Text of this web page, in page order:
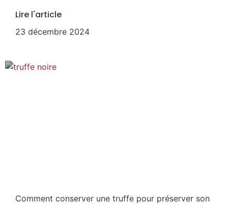
Lire l'article
23 décembre 2024
Comment conserver une truffe pour préserver son